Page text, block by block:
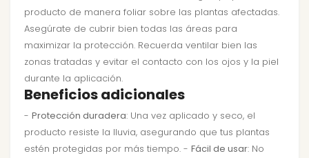
producto de manera foliar sobre las plantas afectadas.
Asegúrate de cubrir bien todas las áreas para
maximizar la protección. Recuerda ventilar bien las
zonas tratadas y evitar el contacto con los ojos y la piel
durante la aplicación.
Beneficios adicionales
- Protección duradera: Una vez aplicado y seco, el
producto resiste la lluvia, asegurando que tus plantas
estén protegidas por más tiempo. - Fácil de usar: No